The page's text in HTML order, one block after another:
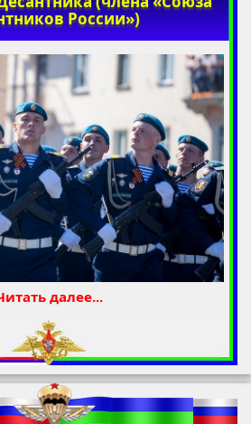
России»)
далее...